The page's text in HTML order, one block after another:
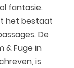
fantasie.
het bestaat
De
& Fuge in
is